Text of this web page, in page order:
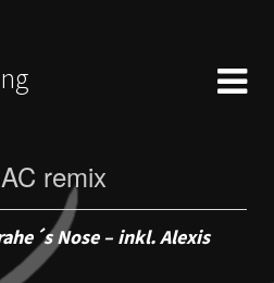
remix
Nose – inkl. Alexis